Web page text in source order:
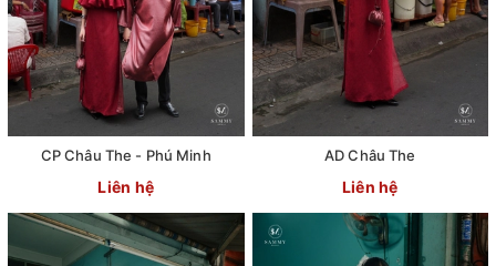
CP Châu The - Phú Minh
Liên hệ
AD Châu The
Liên hệ